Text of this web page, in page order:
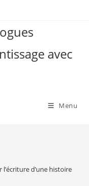
avec
Menu
d’une histoire